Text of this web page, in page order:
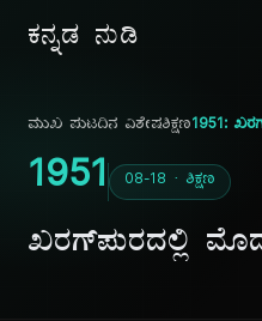
ಕನ್ನಡ ನುಡಿ
ಮುಖ ಪುಟದಿನ ವಿಶೇಷಶಿಕ್ಷಣ1951:
1951 08-18 · ಶಿಕ್ಷಣ
ಖರಗ್‌ಪುರದಲ್ಲಿ